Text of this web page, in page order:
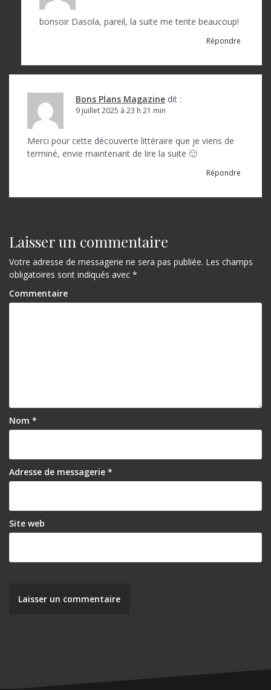
bonsoir Dasola, pareil, la suite me tente beaucoup!
Répondre
Bons Plans Magazine dit :
9 juillet 2025 à 23 h 21 min
Merci pour cette découverte littéraire que je viens de
terminé, envie maintenant de lire la suite 🙂
Répondre
Laisser un commentaire
Votre adresse de messagerie ne sera pas publiée. Les champs
obligatoires sont indiqués avec *
Commentaire
Nom *
Adresse de messagerie *
Site web